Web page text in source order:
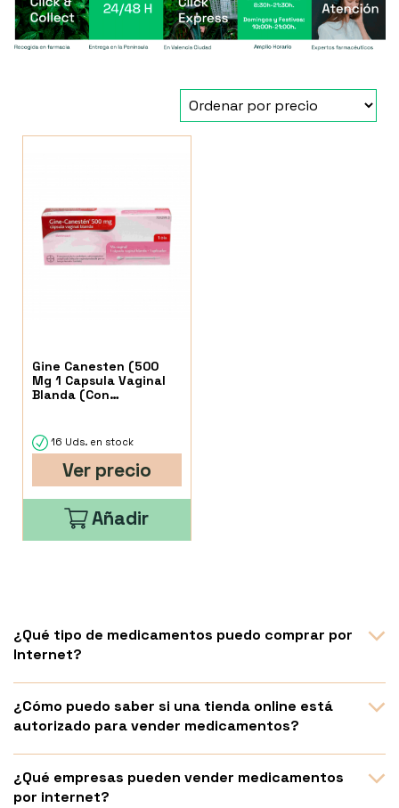
Gine Canesten (500
Mg 1 Capsula Vaginal
Blanda (Con
16 Uds. en stock
Ver precio
Añadir
¿Qué tipo de medicamentos puedo comprar por
Internet?
¿Cómo puedo saber si una tienda online está
autorizado para vender medicamentos?
¿Qué empresas pueden vender medicamentos
por internet?